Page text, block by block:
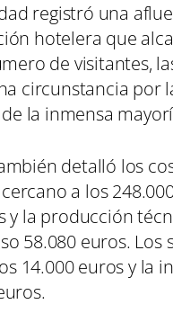
registró una
hotelera que
de visitantes,
circunstancia por
la inmensa
detalló los
a los
y la producción
58.080 euros. Los
14.000 euros y la